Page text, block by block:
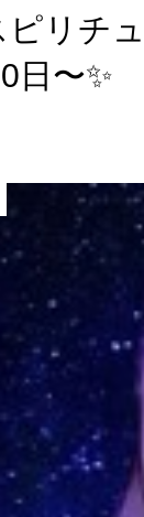
ピリチ
日〜✨